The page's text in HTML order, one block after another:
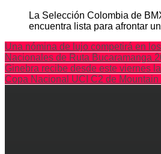
La Selección Colombia de
encuentra lista para afrontar
Una nómina de lujo competirá en
Nacionales de Ruta Bucaramanga
Ginebra recibe desde este viernes
Copa Nacional UCI C2 de Mountain